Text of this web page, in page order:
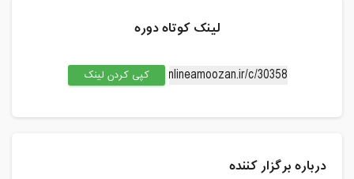
لینک کوتاه دوره
کپی کردن لینک
درباره برگزار کننده